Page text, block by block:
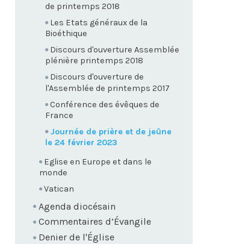
de printemps 2018
Les Etats généraux de la
Bioéthique
Discours d'ouverture Assemblée
plénière printemps 2018
Discours d'ouverture de
l'Assemblée de printemps 2017
Conférence des évêques de
France
Journée de prière et de jeûne
le 24 février 2023
Eglise en Europe et dans le
monde
Vatican
Agenda diocésain
Commentaires d’Évangile
Denier de l'Église